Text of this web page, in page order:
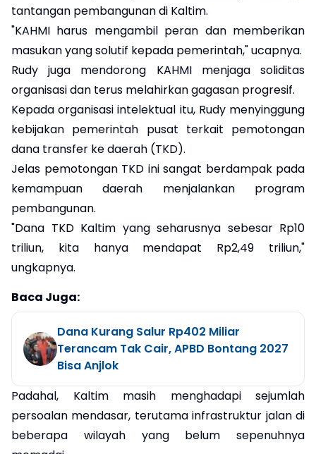
tantangan pembangunan di Kaltim.
"KAHMI harus mengambil peran dan memberikan
masukan yang solutif kepada pemerintah," ucapnya.
Rudy juga mendorong KAHMI menjaga soliditas
organisasi dan terus melahirkan gagasan progresif.
Kepada organisasi intelektual itu, Rudy menyinggung
kebijakan pemerintah pusat terkait pemotongan
dana transfer ke daerah (TKD).
Jelas pemotongan TKD ini sangat berdampak pada
kemampuan daerah menjalankan program
pembangunan.
"Dana TKD Kaltim yang seharusnya sebesar Rp10
triliun, kita hanya mendapat Rp2,49 triliun,"
ungkapnya.
Baca Juga:
Dana Kurang Salur Rp402 Miliar
Terancam Tak Cair, APBD Bontang 2027
Bisa Anjlok
Padahal, Kaltim masih menghadapi sejumlah
persoalan mendasar, terutama infrastruktur jalan di
beberapa wilayah yang belum sepenuhnya